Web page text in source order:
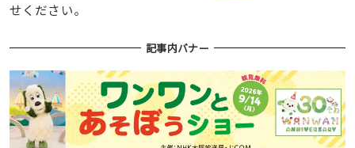
せください。
記事内バナー